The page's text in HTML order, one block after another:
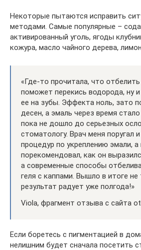
Некоторые пытаются исправить
методами. Самые популярные – сода
активированный уголь, ягоды
кожура, масло чайного дерева, лимон.
«Где-то прочитала, что
поможет перекись водорода, ну
ее на зубы. Эффекта ноль, зато
десен, а эмаль через время
пока не дошло до серьезных
стоматологу. Врач меня поругал
процедур по укреплению эмали,
порекомендовал, как он
а современные способы
геля с каппами. Вышло в итоге не
результат радует уже полгода!»
Viola, фрагмент отзыва с сайта
Если боретесь с пигментацией в
нелишним будет сначала посетить